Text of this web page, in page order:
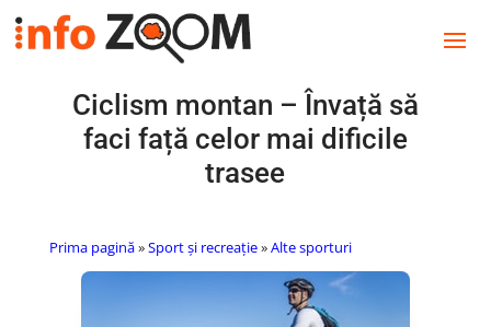
Ciclism montan – Învață să
faci față celor mai dificile
trasee
Prima pagină»Sport și recreație»Alte sporturi